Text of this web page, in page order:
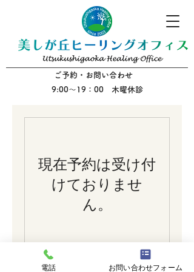
ご予約・お問い合わせ
9:00～19：00 木曜休診
現在予約は受け付
けておりませ
ん。
電話 お問い合わせフォーム